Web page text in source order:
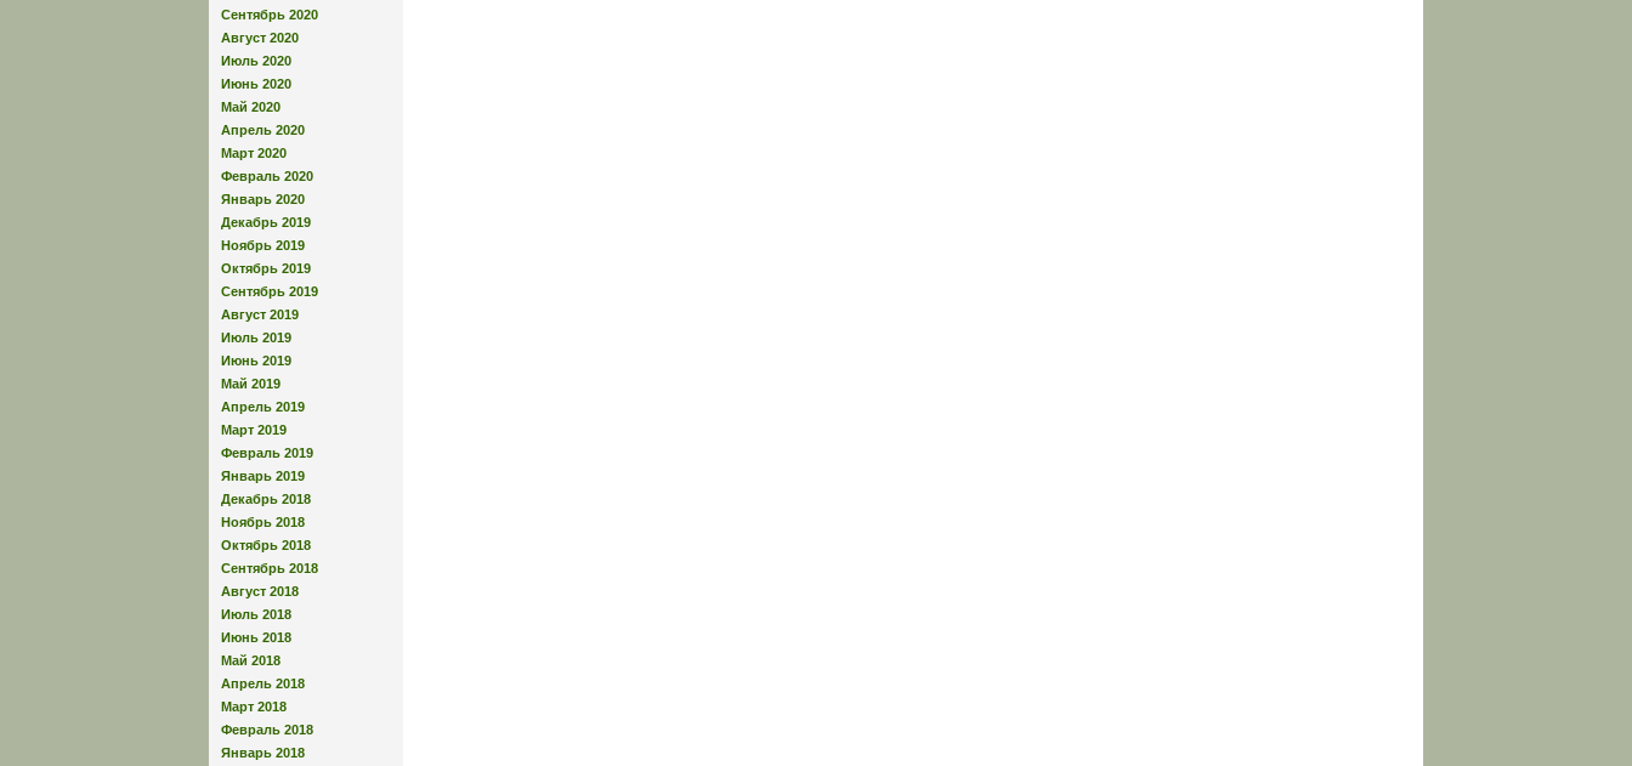
Сентябрь 2020
Август 2020
Июль 2020
Июнь 2020
Май 2020
Апрель 2020
Март 2020
Февраль 2020
Январь 2020
Декабрь 2019
Ноябрь 2019
Октябрь 2019
Сентябрь 2019
Август 2019
Июль 2019
Июнь 2019
Май 2019
Апрель 2019
Март 2019
Февраль 2019
Январь 2019
Декабрь 2018
Ноябрь 2018
Октябрь 2018
Сентябрь 2018
Август 2018
Июль 2018
Июнь 2018
Май 2018
Апрель 2018
Март 2018
Февраль 2018
Январь 2018